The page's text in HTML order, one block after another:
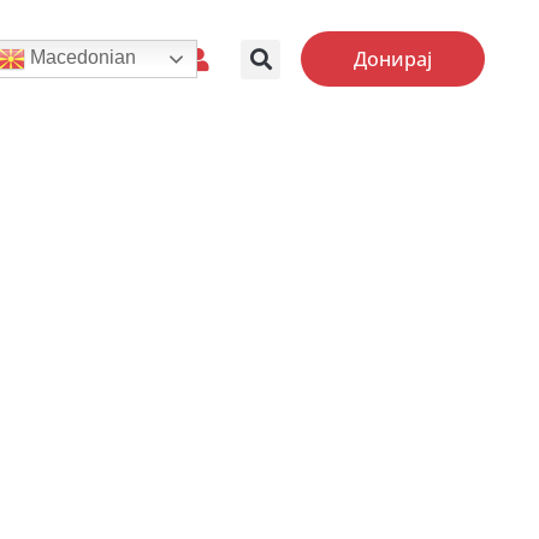
Macedonian Донирај